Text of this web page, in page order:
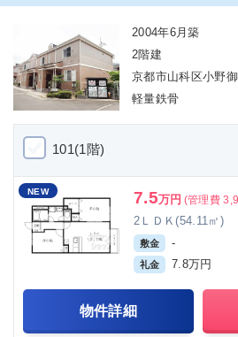
2004年6月築
2階建
京都市山科区小野
軽量鉄骨
101(1階)
NEW 7.5万円 (管理費
2ＬＤＫ(54.11㎡)
敷金 -
礼金 7.8万円
物件詳細